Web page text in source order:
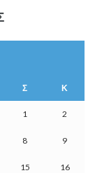
Σ Κ
1 2
8 9
15 16